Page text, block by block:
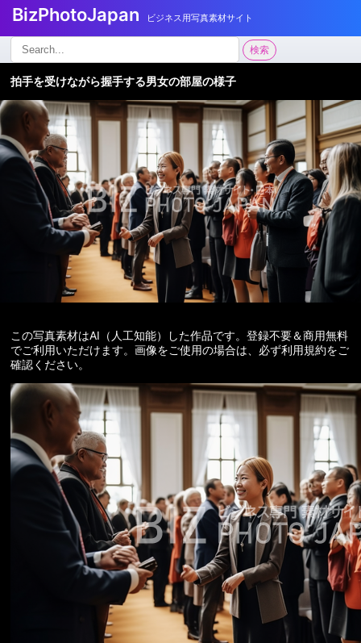
BizPhotoJapan ビジネス用写真素材サイト
検
索:
検索
拍手を受けながら握手する男女の部屋の様子
この写真素材はAI（人工知能）した作品です。登録不要＆商用無料
でご利用いただけます。画像をご使用の場合は、必ず利用規約をご
確認ください。